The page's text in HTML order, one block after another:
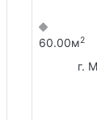
60.00м2
г.